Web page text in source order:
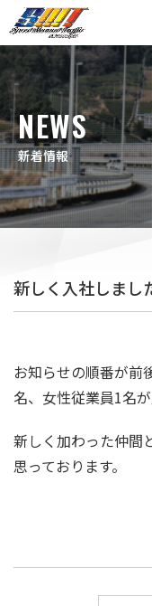
NEWS
新着情報
新しく入社しまし
お知らせの順番が前
名、女性従業員1名
新しく加わった仲間
思っております。